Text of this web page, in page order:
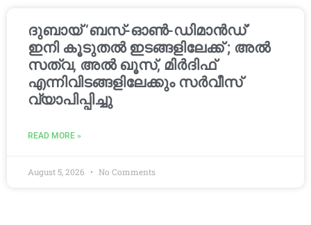
ദുബായ് ‘ബസ്-ഓൺ-ഡിമാൻഡ്’
ഇനി കൂടുതൽ ഇടങ്ങളിലേക്ക് ; അൽ
സത്വ, അൽ ഖൂസ്, മിർദിഫ്
എന്നിവിടങ്ങളിലേക്കും സർവീസ്
വ്യാപിപ്പിച്ചു
READ MORE »
August 5, 2026 No Comments